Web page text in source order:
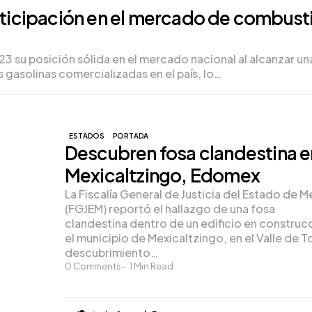
en el mercado de
su posición sólida en el mercado nacional al alcanzar
comercializadas en el país, lo…
ESTADOS PORTADA
Descubren fosa clandestina
Mexicaltzingo, Edomex
0 Comments 1 Min Read
La Fiscalía General de Justicia del Estado de
(FGJEM) reportó el hallazgo de una fosa
clandestina dentro de un edificio en
el municipio de Mexicaltzingo, en el Valle de
descubrimiento…